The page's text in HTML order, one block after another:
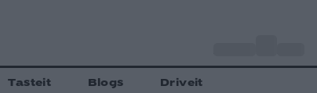
Tasteit Blogs Driveit